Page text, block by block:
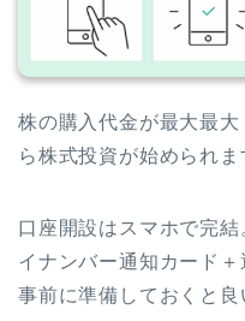
株の購入代金が最大最
ら株式投資が始められま
口座開設はスマホで完
イナンバー通知カード
事前に準備しておくと良